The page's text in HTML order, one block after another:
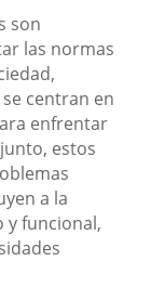
son
las normas
centran en
enfrentar
estos
a la
y funcional,